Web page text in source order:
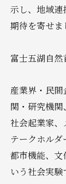
示し、地域
期待を寄せま
富士五湖自
産業界・民
関・研究機関
社会起業家
テークホル
都市機能、文
いう社会実験